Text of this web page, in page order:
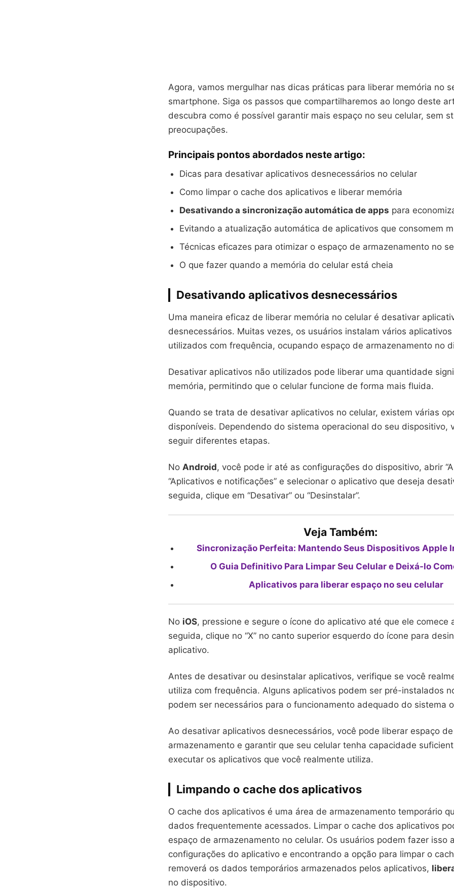
Agora, vamos mergulhar nas dicas práticas para liberar memória no
smartphone. Siga os passos que compartilharemos ao longo deste
descubra como é possível garantir mais espaço no seu celular, sem
preocupações.
Principais pontos abordados neste artigo:
Dicas para desativar aplicativos desnecessários no celular
Como limpar o cache dos aplicativos e liberar memória
Desativando a sincronização automática de apps para
Evitando a atualização automática de aplicativos que consomem
Técnicas eficazes para otimizar o espaço de armazenamento no
O que fazer quando a memória do celular está cheia
Desativando aplicativos desnecessários
Uma maneira eficaz de liberar memória no celular é desativar
desnecessários. Muitas vezes, os usuários instalam vários
utilizados com frequência, ocupando espaço de armazenamento no
Desativar aplicativos não utilizados pode liberar uma quantidade
memória, permitindo que o celular funcione de forma mais fluida.
Quando se trata de desativar aplicativos no celular, existem várias
disponíveis. Dependendo do sistema operacional do seu dispositivo,
seguir diferentes etapas.
No Android, você pode ir até as configurações do dispositivo, abrir
“Aplicativos e notificações” e selecionar o aplicativo que deseja
seguida, clique em “Desativar” ou “Desinstalar”.
Veja Também:
Sincronização Perfeita: Mantendo Seus Dispositivos Apple
O Guia Definitivo Para Limpar Seu Celular e Deixá-lo
Aplicativos para liberar espaço no seu celular
No iOS, pressione e segure o ícone do aplicativo até que ele comece
seguida, clique no “X” no canto superior esquerdo do ícone para
aplicativo.
Antes de desativar ou desinstalar aplicativos, verifique se você
utiliza com frequência. Alguns aplicativos podem ser pré-instalados
podem ser necessários para o funcionamento adequado do sistema
Ao desativar aplicativos desnecessários, você pode liberar espaço de
armazenamento e garantir que seu celular tenha capacidade
executar os aplicativos que você realmente utiliza.
Limpando o cache dos aplicativos
O cache dos aplicativos é uma área de armazenamento temporário
dados frequentemente acessados. Limpar o cache dos aplicativos
espaço de armazenamento no celular. Os usuários podem fazer isso
configurações do aplicativo e encontrando a opção para limpar o
removerá os dados temporários armazenados pelos aplicativos,
no dispositivo.